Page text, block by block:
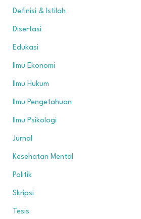
Definisi & Istilah
Disertasi
Edukasi
Ilmu Ekonomi
Ilmu Hukum
Ilmu Pengetahuan
Ilmu Psikologi
Jurnal
Kesehatan Mental
Politik
Skripsi
Tesis